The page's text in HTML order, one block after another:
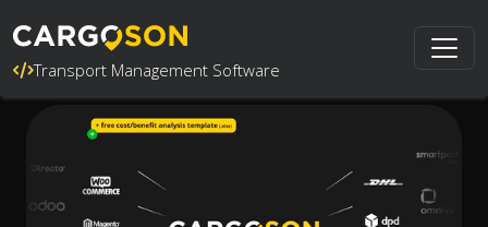
Transport Management Software